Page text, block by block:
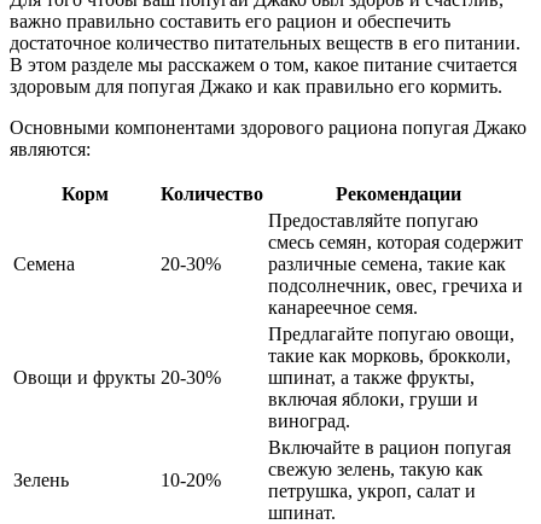
важно правильно составить его рацион и обеспечить
достаточное количество питательных веществ в его питании.
В этом разделе мы расскажем о том, какое питание считается
здоровым для попугая Джако и как правильно его кормить.
Основными компонентами здорового рациона попугая Джако
являются:
Корм Количество Рекомендации
Семена 20-30%
Предоставляйте попугаю
смесь семян, которая содержит
различные семена, такие как
подсолнечник, овес, гречиха и
канареечное семя.
Овощи и фрукты 20-30%
Предлагайте попугаю овощи,
такие как морковь, брокколи,
шпинат, а также фрукты,
включая яблоки, груши и
виноград.
Зелень 10-20%
Включайте в рацион попугая
свежую зелень, такую как
петрушка, укроп, салат и
шпинат.